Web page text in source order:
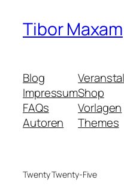
Tibor Maxam
Blog
Impressum
FAQs
Autoren
Shop
Vorlagen
Themes
Twenty Twenty-Five